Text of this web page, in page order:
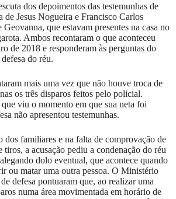
dos depoimentos das testemunhas de
de Jesus Nogueira e Francisco Carlos
que estavam presentes na casa no
Ambos recontaram o que aconteceu
de 2018 e responderam às perguntas do
do réu.
mais uma vez que não houve troca de
os três disparos feitos pelo policial.
viu o momento em que sua neta foi
não apresentou testemunhas.
dos familiares e na falta de comprovação de
tiros, a acusação pediu a condenação do réu
dolo eventual, que acontece quando
ou matar uma outra pessoa. O Ministério
defesa pontuaram que, ao realizar uma
numa área movimentada em horário de